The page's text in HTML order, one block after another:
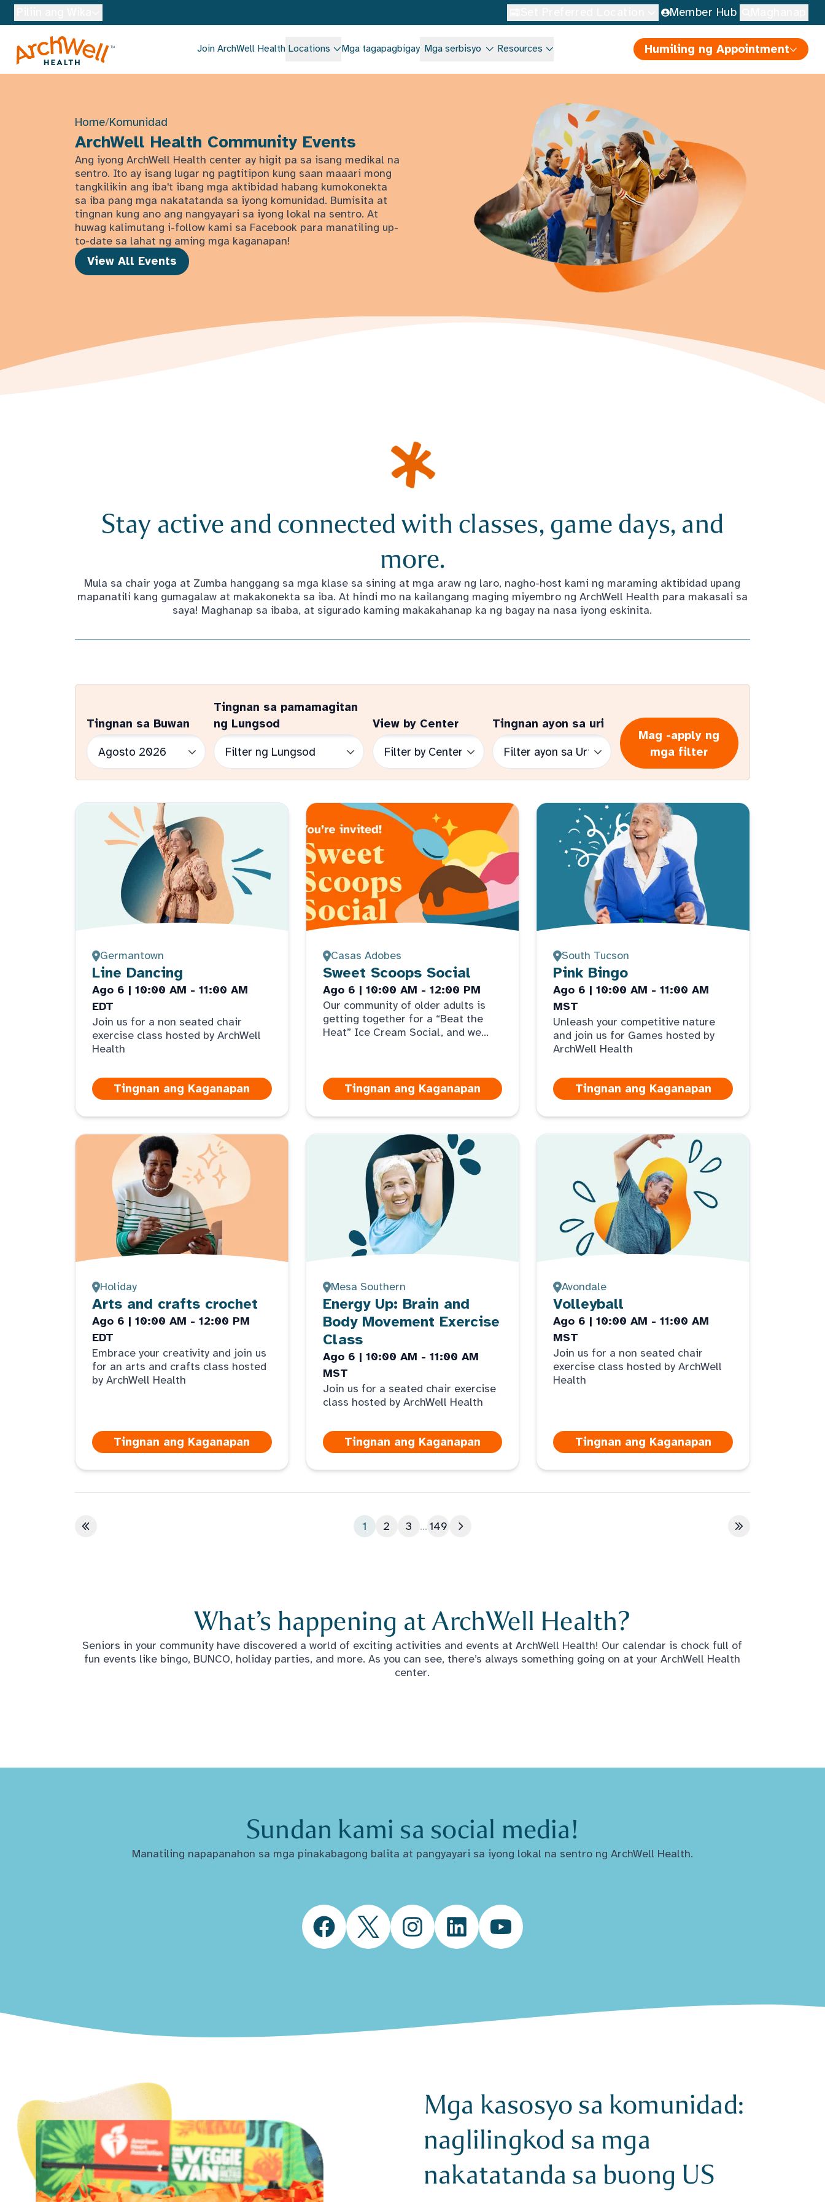
Skip to Main Content Member Hub
Join ArchWell Health Locations Mga tagapagbigay Mga serbisyo Resources Humiling ng Appointment
Home/Komunidad
ArchWell Health Community Events
Ang iyong ArchWell Health center ay higit pa sa isang medikal na
sentro. Ito ay isang lugar ng pagtitipon kung saan maaari mong
tangkilikin ang iba't ibang mga aktibidad habang kumokonekta
sa iba pang mga nakatatanda sa iyong komunidad. Bumisita at
tingnan kung ano ang nangyayari sa iyong lokal na sentro. At
huwag kalimutang i-follow kami sa Facebook para manatiling up-
to-date sa lahat ng aming mga kaganapan!
View All Events
Stay active and connected with classes, game days, and
more.
Mula sa chair yoga at Zumba hanggang sa mga klase sa sining at mga araw ng laro, nagho-host kami ng maraming aktibidad upang
mapanatili kang gumagalaw at makakonekta sa iba. At hindi mo na kailangang maging miyembro ng ArchWell Health para makasali sa
saya! Maghanap sa ibaba, at sigurado kaming makakahanap ka ng bagay na nasa iyong eskinita.
Tingnan sa Buwan
Tingnan sa pamamagitan
ng Lungsod
View by Center
Tingnan ayon sa uri
Mag -apply ng
mga filter
Germantown
Line Dancing
Ago 6 | 10:00 AM - 11:00 AM
EDT
Join us for a non seated chair
exercise class hosted by ArchWell
Health
Tingnan ang Kaganapan
Casas Adobes
Sweet Scoops Social
Ago 6 | 10:00 AM - 12:00 PM
Our community of older adults is
getting together for a “Beat the
Heat” Ice Cream Social, and we
enjoy a treat, and get the scoop on
ArchWell Health.
Tingnan ang Kaganapan
South Tucson
Pink Bingo
Ago 6 | 10:00 AM - 11:00 AM
MST
Unleash your competitive nature
and join us for Games hosted by
ArchWell Health
Tingnan ang Kaganapan
Holiday
Arts and crafts crochet
Ago 6 | 10:00 AM - 12:00 PM
EDT
Embrace your creativity and join us
for an arts and crafts class hosted
by ArchWell Health
Tingnan ang Kaganapan
Mesa Southern
Energy Up: Brain and
Body Movement Exercise
Class
Ago 6 | 10:00 AM - 11:00 AM
MST
Join us for a seated chair exercise
class hosted by ArchWell Health
Tingnan ang Kaganapan
Avondale
Volleyball
Ago 6 | 10:00 AM - 11:00 AM
MST
Join us for a non seated chair
exercise class hosted by ArchWell
Health
Tingnan ang Kaganapan
Unang pahina 1 2 3 ...149 Susunod na pahina Huling pahina
What’s happening at ArchWell Health?
Seniors in your community have discovered a world of exciting activities and events at ArchWell Health! Our calendar is chock full of
fun events like bingo, BUNCO, holiday parties, and more. As you can see, there’s always something going on at your ArchWell Health
center.
Sundan kami sa social media!
Manatiling napapanahon sa mga pinakabagong balita at pangyayari sa iyong lokal na sentro ng ArchWell Health.
FacebookTwitter InstagramLinkedIn YouTube
Mga kasosyo sa komunidad:
naglilingkod sa mga
nakatatanda sa buong US